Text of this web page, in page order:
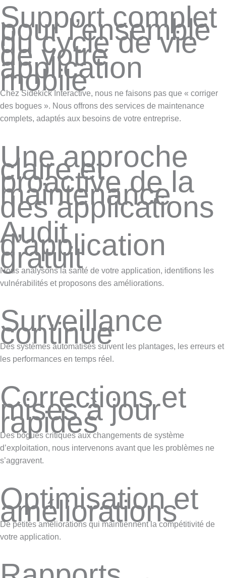
Support complet
pour l’ensemble
du cycle de vie
de votre
application
mobile
Chez Sidekick Interactive, nous ne faisons pas que « corriger
des bogues ». Nous offrons des services de maintenance
complets, adaptés aux besoins de votre entreprise.
Une approche
claire et
proactive de la
maintenance
des applications
Audit
d’application
gratuit
Nous analysons la santé de votre application, identifions les
vulnérabilités et proposons des améliorations.
Surveillance
continue
Des systèmes automatisés suivent les plantages, les erreurs et
les performances en temps réel.
Corrections et
mises à jour
rapides
Des bogues critiques aux changements de système
d’exploitation, nous intervenons avant que les problèmes ne
s’aggravent.
Optimisation et
améliorations
De petites améliorations qui maintiennent la compétitivité de
votre application.